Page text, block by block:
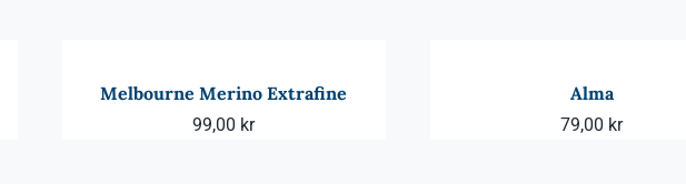
Melbourne Merino Extrafine
99,00 kr
Alma
79,00 kr